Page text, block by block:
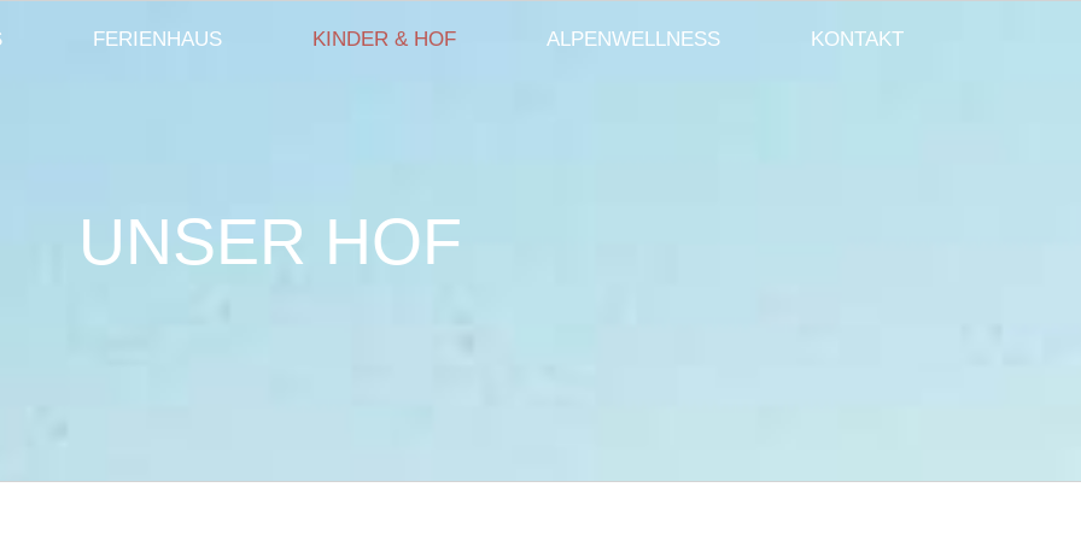
FERIENHAUS KINDER & HOF ALPENWELLNESS KONTAKT
UNSER HOF